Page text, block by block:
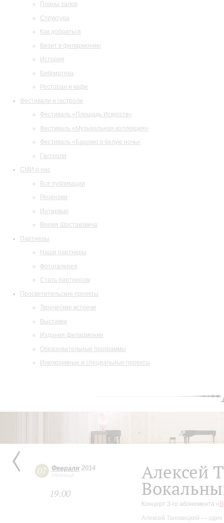
Планы залов
Структура
Как добраться
Визит в филармонию
История
Библиотека
Ресторан и кафе
Фестивали и гастроли
Фестиваль «Площадь Искусств»
Фестиваль «Музыкальная коллекция»
Фестиваль «Барокко в белую ночь»
Гастроли
СМИ о нас
Все публикации
Рецензии
Интервью
Время Шостаковича
Партнеры
Наши партнеры
Фотогалерея
Стать партнером
Просветительские проекты
Творческие встречи
Выставки
Издания филармонии
Образовательные программы
Инклюзивные и специальные проекты
07 Февраля 2014
пятница
19:00
Алексей
Концерт 3-го абонемента «
Алексей Тановицкий — один